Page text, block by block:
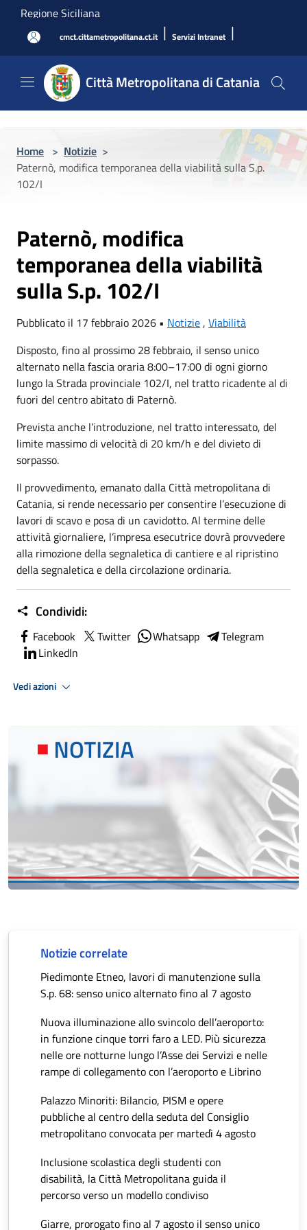
Salta al contenuto principale
Regione Siciliana
cmct.cittametropolitana.ct.it | Servizi Intranet |
Città Metropolitana di Catania
Home > Notizie >
Paternò, modifica temporanea della viabilità sulla S.p.
102/I
Paternò, modifica
temporanea della viabilità
sulla S.p. 102/I
Pubblicato il 17 febbraio 2026 • Notizie, Viabilità
Disposto, fino al prossimo 28 febbraio, il senso unico
alternato nella fascia oraria 8:00–17:00 di ogni giorno
lungo la Strada provinciale 102/I, nel tratto ricadente al di
fuori del centro abitato di Paternò.
Prevista anche l’introduzione, nel tratto interessato, del
limite massimo di velocità di 20 km/h e del divieto di
sorpasso.
Il provvedimento, emanato dalla Città metropolitana di
Catania, si rende necessario per consentire l’esecuzione di
lavori di scavo e posa di un cavidotto. Al termine delle
attività giornaliere, l’impresa esecutrice dovrà provvedere
alla rimozione della segnaletica di cantiere e al ripristino
della segnaletica e della circolazione ordinaria.
Condividi:
Facebook Twitter Whatsapp
Telegram
LinkedIn
Vedi azioni
Notizie correlate
Piedimonte Etneo, lavori di manutenzione sulla
S.p. 68: senso unico alternato fino al 7 agosto
Nuova illuminazione allo svincolo dell’aeroporto:
in funzione cinque torri faro a LED. Più sicurezza
nelle ore notturne lungo l’Asse dei Servizi e nelle
rampe di collegamento con l’aeroporto e Librino
Palazzo Minoriti: Bilancio, PISM e opere
pubbliche al centro della seduta del Consiglio
metropolitano convocata per martedì 4 agosto
Inclusione scolastica degli studenti con
disabilità, la Città Metropolitana guida il
percorso verso un modello condiviso
Giarre, prorogato fino al 7 agosto il senso unico